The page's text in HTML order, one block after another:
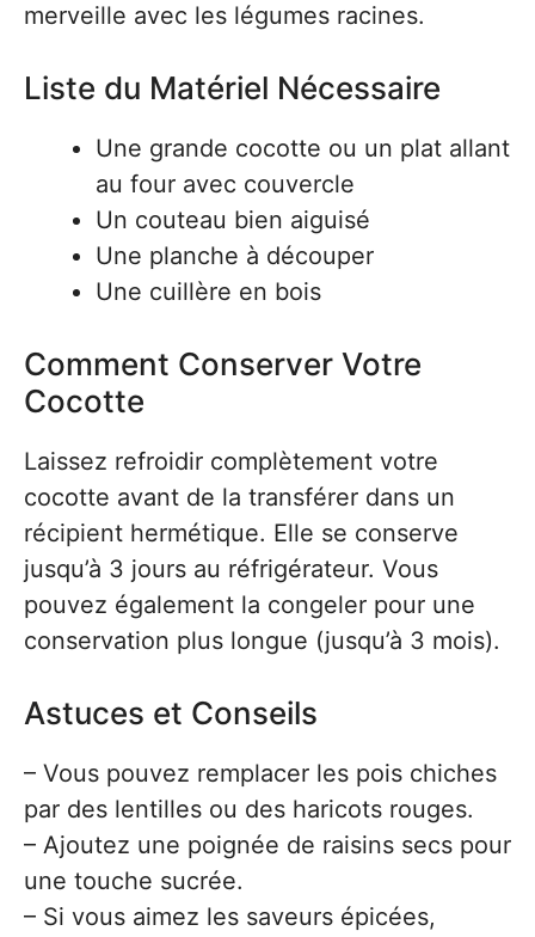
merveille avec les légumes racines.
Liste du Matériel Nécessaire
Une grande cocotte ou un plat allant
au four avec couvercle
Un couteau bien aiguisé
Une planche à découper
Une cuillère en bois
Comment Conserver Votre
Cocotte
Laissez refroidir complètement votre
cocotte avant de la transférer dans un
récipient hermétique. Elle se conserve
jusqu’à 3 jours au réfrigérateur. Vous
pouvez également la congeler pour une
conservation plus longue (jusqu’à 3 mois).
Astuces et Conseils
– Vous pouvez remplacer les pois chiches
par des lentilles ou des haricots rouges.
– Ajoutez une poignée de raisins secs pour
une touche sucrée.
– Si vous aimez les saveurs épicées,